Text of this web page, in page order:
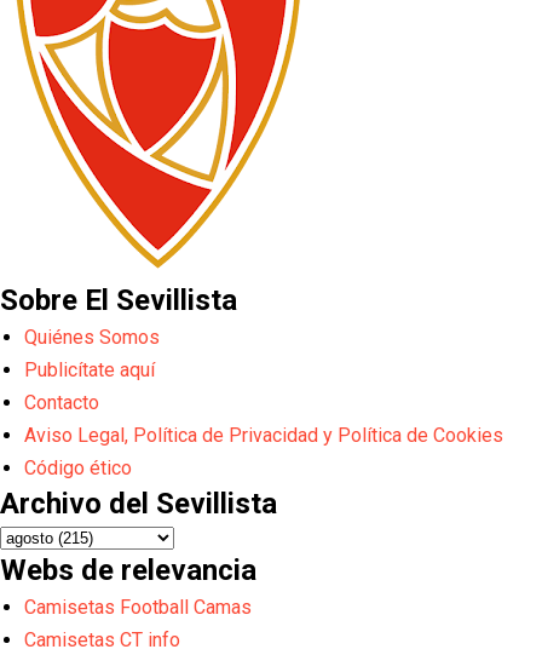
Sobre El Sevillista
Quiénes Somos
Publicítate aquí
Contacto
Aviso Legal, Política de Privacidad y Política de Cookies
Código ético
Archivo del Sevillista
Webs de relevancia
Camisetas Football Camas
Camisetas CT info